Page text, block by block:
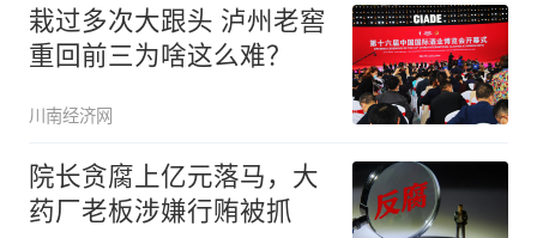
栽过多次大跟头 泸州老窖
重回前三为啥这么难？
川南经济网
院长贪腐上亿元落马，大
药厂老板涉嫌行贿被抓